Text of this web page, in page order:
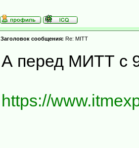
Заголовок сообщения: Re: MITT
А перед МИТТ с
https://